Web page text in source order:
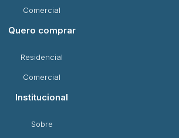
Comercial
Quero comprar
Residencial
Comercial
Institucional
Sobre